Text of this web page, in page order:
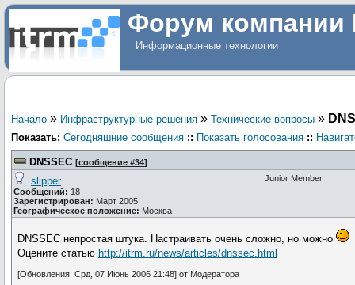
Форум компании
Информационные технологии
Начало » Инфраструктурные решения » Технические вопросы »
Показать: Сегодняшние сообщения :: Показать голосования ::
DNSSEC [сообщение #34]
slipper
Сообщений: 18
Зарегистрирован: Март 2005
Географическое положение: Москва
Junior Member
DNSSEC непростая штука. Настраивать очень сложно, но можно
Оцените статью http://itrm.ru/news/articles/dnssec.html
[Обновления: Срд, 07 Июнь 2006 21:48] от Модератора